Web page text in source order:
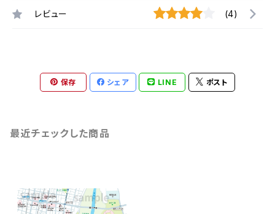
レビュー (4)
保存 シェア LINE ポスト
最近チェックした商品